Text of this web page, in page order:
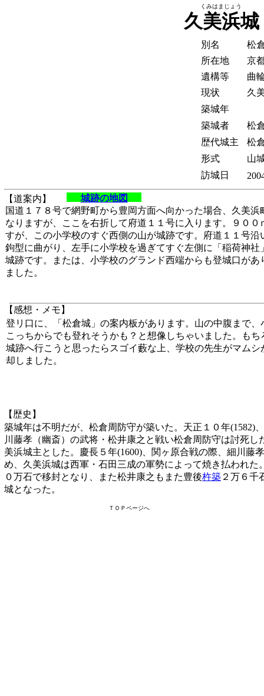
城跡の地図
久美浜城
別名
松
所在地
京
遺構等
曲
現状
久
築城年
築城者
松
歴代城主
松
形式
山
訪城日
【道案内】
【感想・メモ】
くみはまじょう
【歴史】
ＴＯＰページへ
国道１７８号で網野町から豊岡方面へ向かった場合、久美
なりますが、ここを右折して府道１１号に入ります。９０
すが、この小学校のすぐ西側の山が城跡です。府道１１号
鉤型に曲がり、左手に小学校を過ぎてすぐ左側に「稲荷神
城跡です。または、小学校のグランド西端からも登城口が
ました。
登リ口に、「松倉城」の案内板があります。山の中腹まで
こっちからでも登れそうかも？と想像しちゃいました。も
城跡へ行こうと思ったらスゴイ藪な上、学校の先生がマム
却しました。
築城年は不明だが、松倉周防守が築いた。天正１０年(1582)
川藤孝（幽斎）の武将・松井康之と戦い松倉周防守は討死
美浜城主とした。慶長５年(1600)、関ヶ原合戦の際、細川藤
め、久美浜城は西軍・石田三成の軍勢によって焼き払われた
０万石で移封となり、また松井康之もまた豊後杵築 ２万６千
城となった。